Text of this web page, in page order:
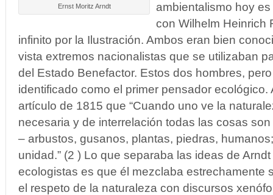
Ernst Moritz Arndt
ambientalismo hoy
con Wilhelm Heinrich
infinito por la Ilustración. Ambos eran bien
vista extremos nacionalistas que se utilizaban
del Estado Benefactor. Estos dos hombres,
identificado como el primer pensador ecológico.
artículo de 1815 que “Cuando uno ve la
necesaria y de interrelación todas las cosas
– arbustos, gusanos, plantas, piedras,
unidad.” (2 ) Lo que separaba las ideas de
ecologistas es que él mezclaba estrechamente
el respeto de la naturaleza con discursos